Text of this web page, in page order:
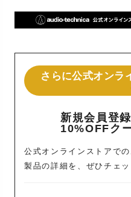
さらに公式オンラ
新規会員登
10%OFFク
公式オンラインストアで
製品の詳細を、ぜひチェ